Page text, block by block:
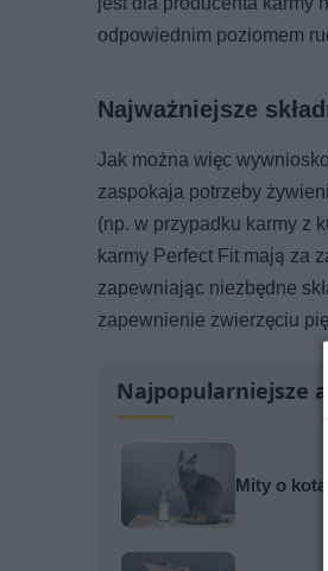
odpowiednim poziomem
Najważniejsze
Jak można więc
zaspokaja potrzeby
(np. w przypadku karmy z
karmy Perfect Fit mają za
zapewniając niezbędne
zapewnienie zwierzęciu
Najpopularniejsze
Mity o